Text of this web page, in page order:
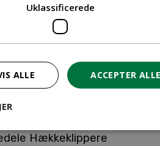
Robotplæneklipper
Walk Behind
Løvblæsere
Motorsave
Plæneklippere
Hækkeklippere
Uklassificerede
ACCEPTER
ALLE